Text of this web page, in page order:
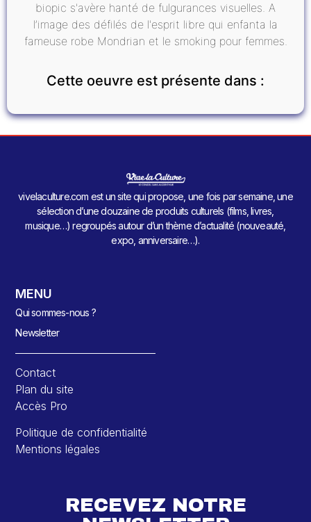
biopic s'avère hanté de fulgurances visuelles. A
l’image des défilés de l'esprit libre qui enfanta la
fameuse robe Mondrian et le smoking pour femmes.
Cette oeuvre est présente dans :
vivelaculture.com est un site qui propose, une fois par semaine, une
sélection d’une douzaine de produits culturels (films, livres,
musique…) regroupés autour d’un thème d’actualité (nouveauté,
expo, anniversaire…).
MENU
Qui sommes-nous ?
Newsletter
Contact
Plan du site
Accès Pro
Politique de confidentialité
Mentions légales
RECEVEZ NOTRE